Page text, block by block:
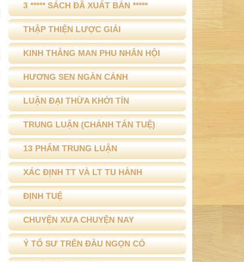
3 ***** SÁCH ĐÃ XUẤT BẢN *****
THẬP THIỆN LƯỢC GIẢI
KINH THẮNG MAN PHU NHÂN HỘI
HƯƠNG SEN NGÀN CÁNH
LUẬN ĐẠI THỪA KHỞI TÍN
TRUNG LUẬN (CHÁNH TẤN TUỆ)
13 PHẨM TRUNG LUẬN
XÁC ĐỊNH TT VÀ LT TU HÀNH
ĐỊNH TUỆ
CHUYỆN XƯA CHUYỆN NAY
Ý TỔ SƯ TRÊN ĐẦU NGỌN CỎ